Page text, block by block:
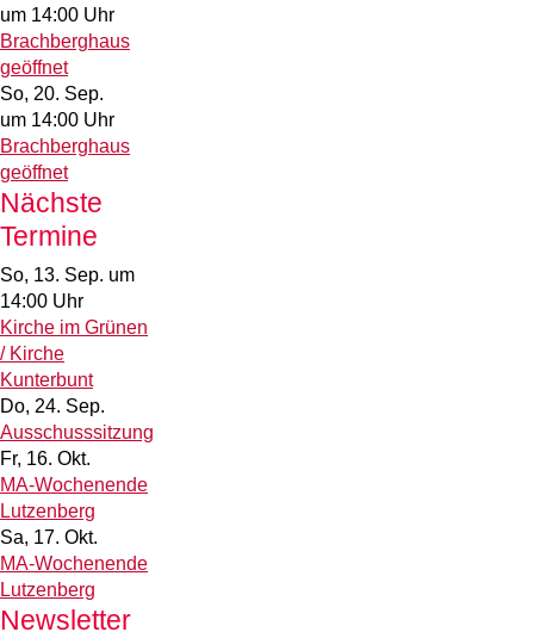
um 14:00 Uhr
Brachberghaus
geöffnet
So, 20. Sep.
um 14:00 Uhr
Brachberghaus
geöffnet
Nächste
Termine
So, 13. Sep. um
14:00 Uhr
Kirche im Grünen
/ Kirche
Kunterbunt
Do, 24. Sep.
Ausschusssitzung
Fr, 16. Okt.
MA-Wochenende
Lutzenberg
Sa, 17. Okt.
MA-Wochenende
Lutzenberg
Newsletter